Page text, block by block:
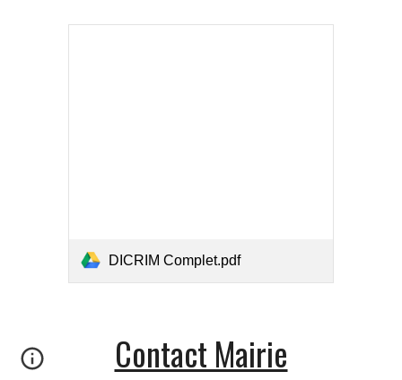
DICRIM Complet.pdf
Contact Mairie